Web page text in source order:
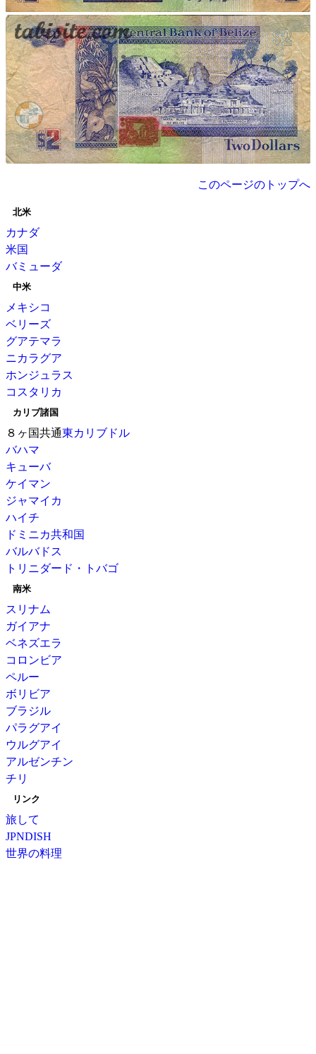
このページのトップへ
北米
カナダ
米国
バミューダ
中米
メキシコ
ベリーズ
グアテマラ
ニカラグア
ホンジュラス
コスタリカ
カリブ諸国
８ヶ国共通東カリブドル
バハマ
キューバ
ケイマン
ジャマイカ
ハイチ
ドミニカ共和国
バルバドス
トリニダード・トバゴ
南米
スリナム
ガイアナ
ベネズエラ
コロンビア
ペルー
ボリビア
ブラジル
パラグアイ
ウルグアイ
アルゼンチン
チリ
リンク
旅して
JPNDISH
世界の料理